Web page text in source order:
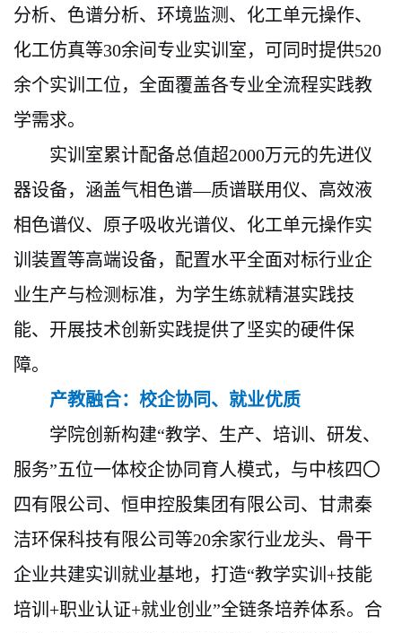
分析、色谱分析、环境监测、化工单元操作、
化工仿真等30余间专业实训室，可同时提供520
余个实训工位，全面覆盖各专业全流程实践教
学需求。
实训室累计配备总值超2000万元的先进仪
器设备，涵盖气相色谱—质谱联用仪、高效液
相色谱仪、原子吸收光谱仪、化工单元操作实
训装置等高端设备，配置水平全面对标行业企
业生产与检测标准，为学生练就精湛实践技
能、开展技术创新实践提供了坚实的硬件保
障。
产教融合：校企协同、就业优质
学院创新构建“教学、生产、培训、研发、
服务”五位一体校企协同育人模式，与中核四〇
四有限公司、恒申控股集团有限公司、甘肃秦
洁环保科技有限公司等20余家行业龙头、骨干
企业共建实训就业基地，打造“教学实训+技能
培训+职业认证+就业创业”全链条培养体系。合